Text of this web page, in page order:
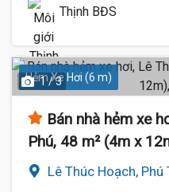
Thịnh BĐS
Hẻm Xe Hơi (6 m)
1 / 3
Bán nhà hẻm xe
Phú, 48 m² (4m x
Lê Thúc Hoạch, Phú